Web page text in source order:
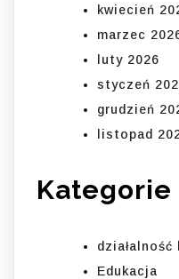
kwiecień
marzec
luty 2026
styczeń
grudzień
listopad
Kategorie
działalność
Edukacja